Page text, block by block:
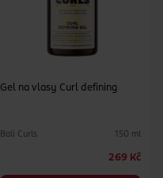
Gel na vlasy Curl defining
Bali Curls 150 ml
269 Kč